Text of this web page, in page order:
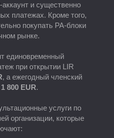
и существенно
платежах. Кроме того,
покупать PA-блоки
рынке.
единовременный
при открытии LIR
, а ежегодный членский
1 800 EUR.
услуги по
организации, которые